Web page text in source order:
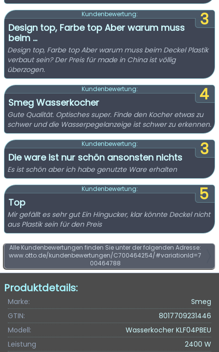
3
Kundenbewertung:
Design top, Farbe top Aber warum muss
beim ...
Design top, Farbe top Aber warum muss beim Deckel Plastik
verbaut sein? Der Preis für made in China ist völlig
überzogen.
4
Kundenbewertung:
Smeg Wasserkocher
Gute Qualität. Optisches super. Finde den Kocher etwas zu
schwer und die Wasserpegelanzeige ist schwer zu erkennen.
3
Kundenbewertung:
Die ware ist nur schön ansonsten nichts
Es ist schön aber ich habe genutzte Ware erhalten
5
Kundenbewertung:
Top
Mir gefällt es sehr gut Ein Hingucker, klar könnte Deckel nicht
aus Plastik sein für den Preis
Alle Kundenbewertungen finden Sie unter der folgenden Adresse:
www.otto.de/kundenbewertungen/C700464254/#variationId=7
00464788
Produktdetails:
Marke:
Smeg
GTIN:
8017709231446
Modell:
Wasserkocher KLF04PBEU
Leistung
2400 W